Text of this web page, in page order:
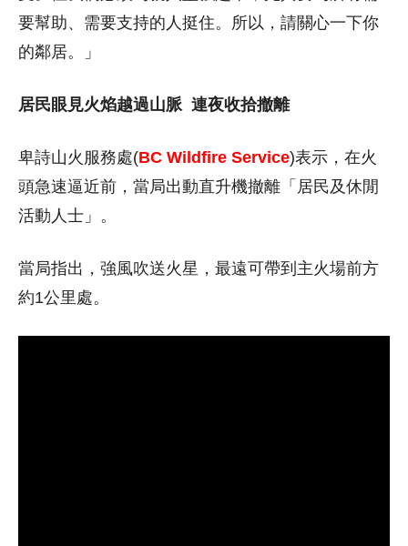
要幫助、需要支持的人挺住。所以，請關心一下你
的鄰居。」
居民眼見火焰越過山脈 連夜收拾撤離
卑詩山火服務處(BC Wildfire Service)表示，在火
頭急速逼近前，當局出動直升機撤離「居民及休閒
活動人士」。
當局指出，強風吹送火星，最遠可帶到主火場前方
約1公里處。